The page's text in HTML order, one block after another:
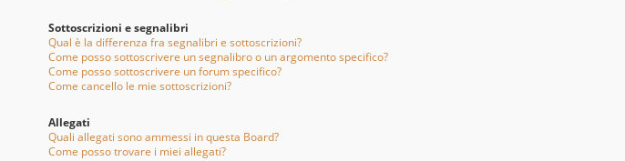
Sottoscrizioni e segnalibri
Qual è la differenza fra segnalibri e sottoscrizioni?
Come posso sottoscrivere un segnalibro o un argomento specifico?
Come posso sottoscrivere un forum specifico?
Come cancello le mie sottoscrizioni?
Allegati
Quali allegati sono ammessi in questa Board?
Come posso trovare i miei allegati?